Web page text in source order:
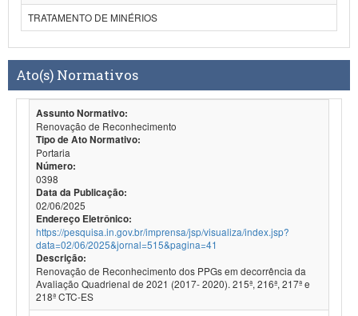
TRATAMENTO DE MINÉRIOS
Ato(s) Normativos
Assunto Normativo:
Renovação de Reconhecimento
Tipo de Ato Normativo:
Portaria
Número:
0398
Data da Publicação:
02/06/2025
Endereço Eletrônico:
https://pesquisa.in.gov.br/imprensa/jsp/visualiza/index.jsp?
data=02/06/2025&jornal=515&pagina=41
Descrição:
Renovação de Reconhecimento dos PPGs em decorrência da
Avaliação Quadrienal de 2021 (2017- 2020). 215ª, 216ª, 217ª e
218ª CTC-ES